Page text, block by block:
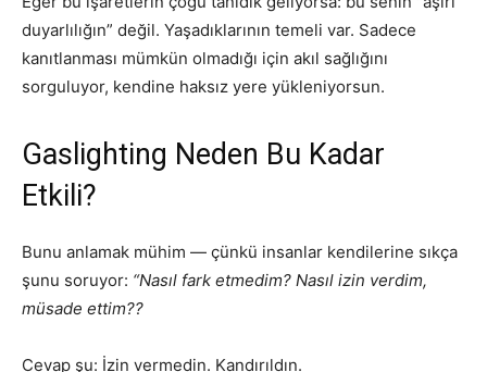
duyarlılığın” değil. Yaşadıklarının temeli var. Sadece
kanıtlanması mümkün olmadığı için akıl sağlığını
sorguluyor, kendine haksız yere yükleniyorsun.
Gaslighting Neden Bu Kadar
Etkili?
Bunu anlamak mühim — çünkü insanlar kendilerine sıkça
şunu soruyor: “Nasıl fark etmedim? Nasıl izin verdim,
müsade ettim??
Cevap şu: İzin vermedin. Kandırıldın.